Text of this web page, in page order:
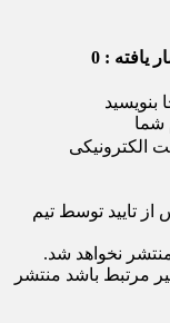
یافته : 0
بنویسید
شما
الکترونیکی
تایید توسط تیم
نخواهد شد.
مرتبط باشد منتشر